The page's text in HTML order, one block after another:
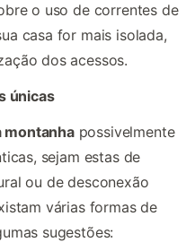
o uso de correntes de
casa for mais isolada,
dos acessos.
únicas
montanhapossivelmente
sejam estas de
ou de desconexão
várias formas de
sugestões: